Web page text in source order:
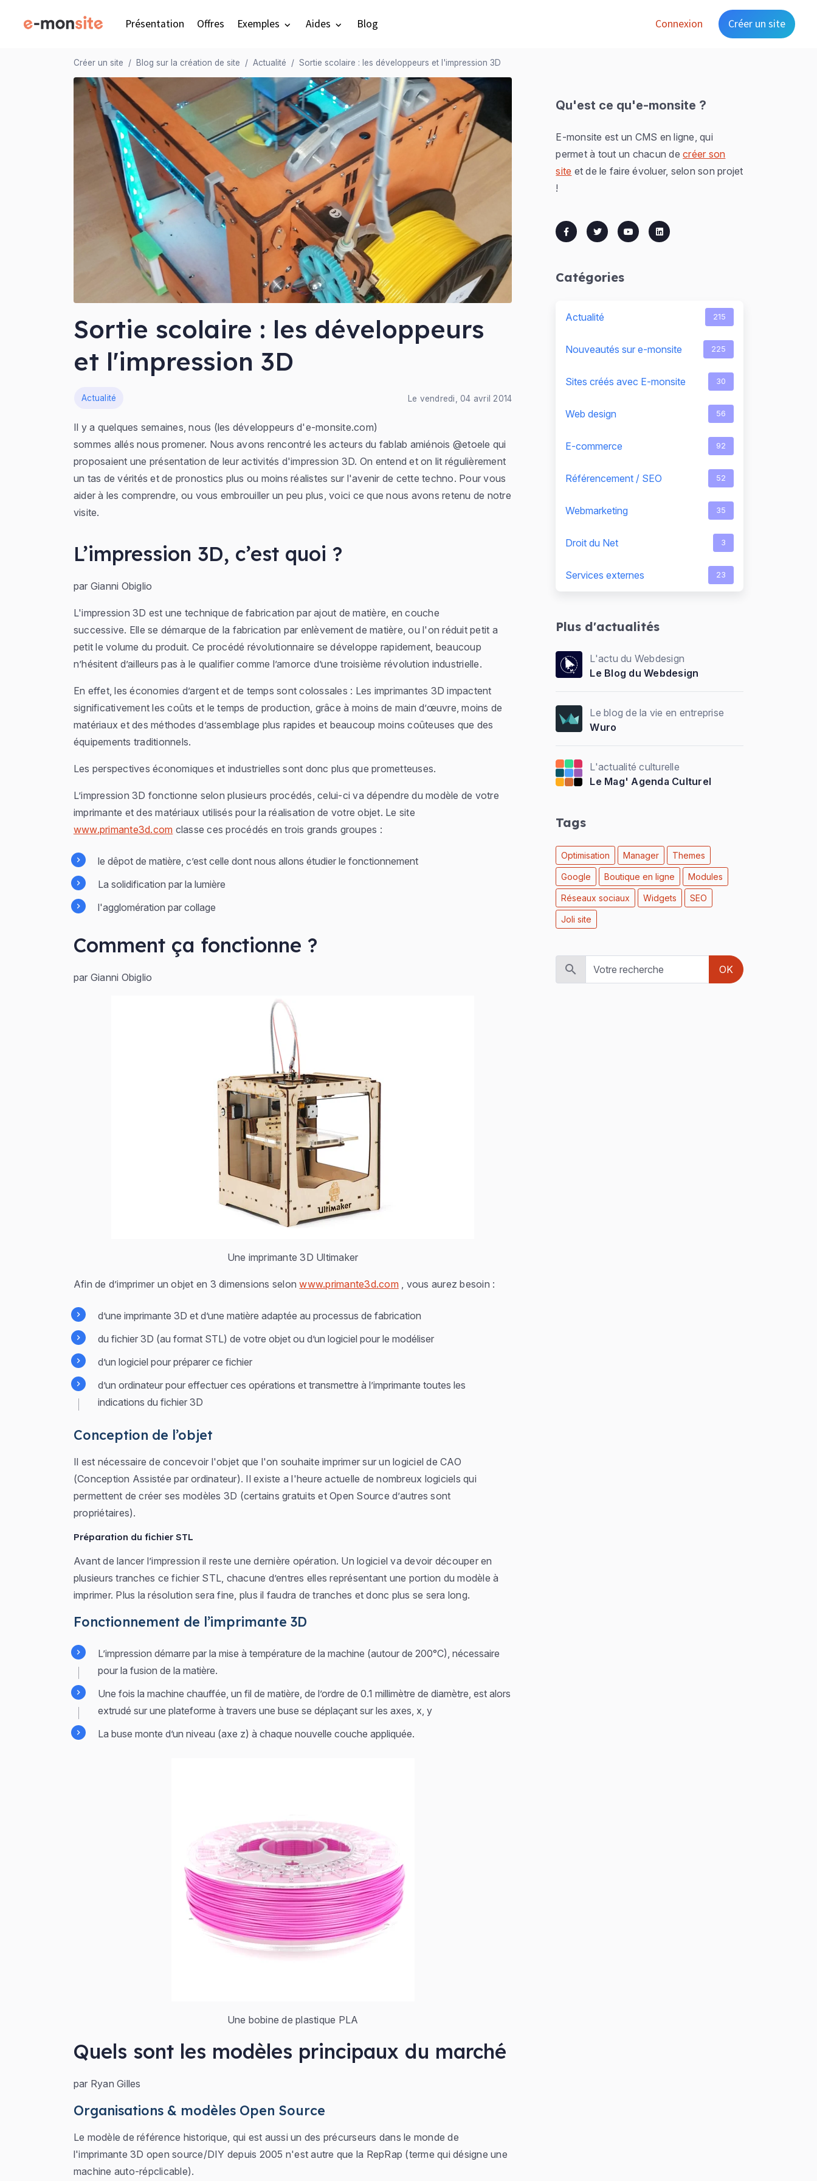
Présentation Offres Exemples Aides Blog Connexion Créer un site
Créer un site Blog sur la création de site Actualité Sortie scolaire : les développeurs et l'impression 3D
Sortie scolaire : les développeurs
et l'impression 3D
Le vendredi, 04 avril 2014
Actualité
Il y a quelques semaines, nous (les développeurs d'e-monsite.com)
sommes allés nous promener. Nous avons rencontré les acteurs du fablab amiénois @etoele qui
proposaient une présentation de leur activités d'impression 3D. On entend et on lit régulièrement
un tas de vérités et de pronostics plus ou moins réalistes sur l'avenir de cette techno. Pour vous
aider à les comprendre, ou vous embrouiller un peu plus, voici ce que nous avons retenu de notre
visite.
L’impression 3D, c’est quoi ?
par Gianni Obiglio
L'impression 3D est une technique de fabrication par ajout de matière, en couche
successive. Elle se démarque de la fabrication par enlèvement de matière, ou l'on réduit petit a
petit le volume du produit. Ce procédé révolutionnaire se développe rapidement, beaucoup
n’hésitent d’ailleurs pas à le qualifier comme l’amorce d’une troisième révolution industrielle.
En effet, les économies d’argent et de temps sont colossales : Les imprimantes 3D impactent
significativement les coûts et le temps de production, grâce à moins de main d’œuvre, moins de
matériaux et des méthodes d’assemblage plus rapides et beaucoup moins coûteuses que des
équipements traditionnels.
Les perspectives économiques et industrielles sont donc plus que prometteuses.
L’impression 3D fonctionne selon plusieurs procédés, celui-ci va dépendre du modèle de votre
imprimante et des matériaux utilisés pour la réalisation de votre objet. Le site
www.primante3d.com classe ces procédés en trois grands groupes :
le dêpot de matière, c’est celle dont nous allons étudier le fonctionnement
La solidification par la lumière
l'agglomération par collage
Comment ça fonctionne ?
par Gianni Obiglio
Une imprimante 3D Ultimaker
Afin de d’imprimer un objet en 3 dimensions selonwww.primante3d.com, vous aurez besoin :
d’une imprimante 3D et d’une matière adaptée au processus de fabrication
du fichier 3D (au format STL) de votre objet ou d’un logiciel pour le modéliser
d’un logiciel pour préparer ce fichier
d’un ordinateur pour effectuer ces opérations et transmettre à l’imprimante toutes les
indications du fichier 3D
Conception de l’objet
Il est nécessaire de concevoir l'objet que l'on souhaite imprimer sur un logiciel de CAO
(Conception Assistée par ordinateur). Il existe a l'heure actuelle de nombreux logiciels qui
permettent de créer ses modèles 3D (certains gratuits et Open Source d’autres sont
propriétaires).
Préparation du fichier STL
Avant de lancer l’impression il reste une dernière opération. Un logiciel va devoir découper en
plusieurs tranches ce fichier STL, chacune d’entres elles représentant une portion du modèle à
imprimer. Plus la résolution sera fine, plus il faudra de tranches et donc plus se sera long.
Fonctionnement de l’imprimante 3D
L’impression démarre par la mise à température de la machine (autour de 200°C), nécessaire
pour la fusion de la matière.
Une fois la machine chauffée, un fil de matière, de l’ordre de 0.1 millimètre de diamètre, est alors
extrudé sur une plateforme à travers une buse se déplaçant sur les axes, x, y
La buse monte d’un niveau (axe z) à chaque nouvelle couche appliquée.
Une bobine de plastique PLA
Quels sont les modèles principaux du marché
par Ryan Gilles
Organisations & modèles Open Source
Le modèle de référence historique, qui est aussi un des précurseurs dans le monde de
l'imprimante 3D open source/DIY depuis 2005 n'est autre que la RepRap (terme qui désigne une
machine auto-répclicable).
Qu'est ce qu'e-monsite ?
E-monsite est un CMS en ligne, qui
permet à tout un chacun decréer son
site et de le faire évoluer, selon son projet
!
Catégories
Actualité 215
Nouveautés sur e-monsite 225
Sites créés avec E-monsite 30
Web design 56
E-commerce 92
Référencement / SEO 52
Webmarketing 35
Droit du Net 3
Services externes 23
Plus d'actualités
L'actu du Webdesign
Le Blog du Webdesign
Le blog de la vie en entreprise
Wuro
L'actualité culturelle
Le Mag' Agenda Culturel
Tags
Optimisation Manager Themes
Google Boutique en ligne Modules
Réseaux sociaux Widgets SEO
Joli site
OK